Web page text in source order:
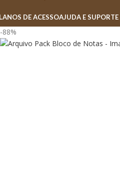
DE ACESSOAJUDA E SUPORTE
-88%